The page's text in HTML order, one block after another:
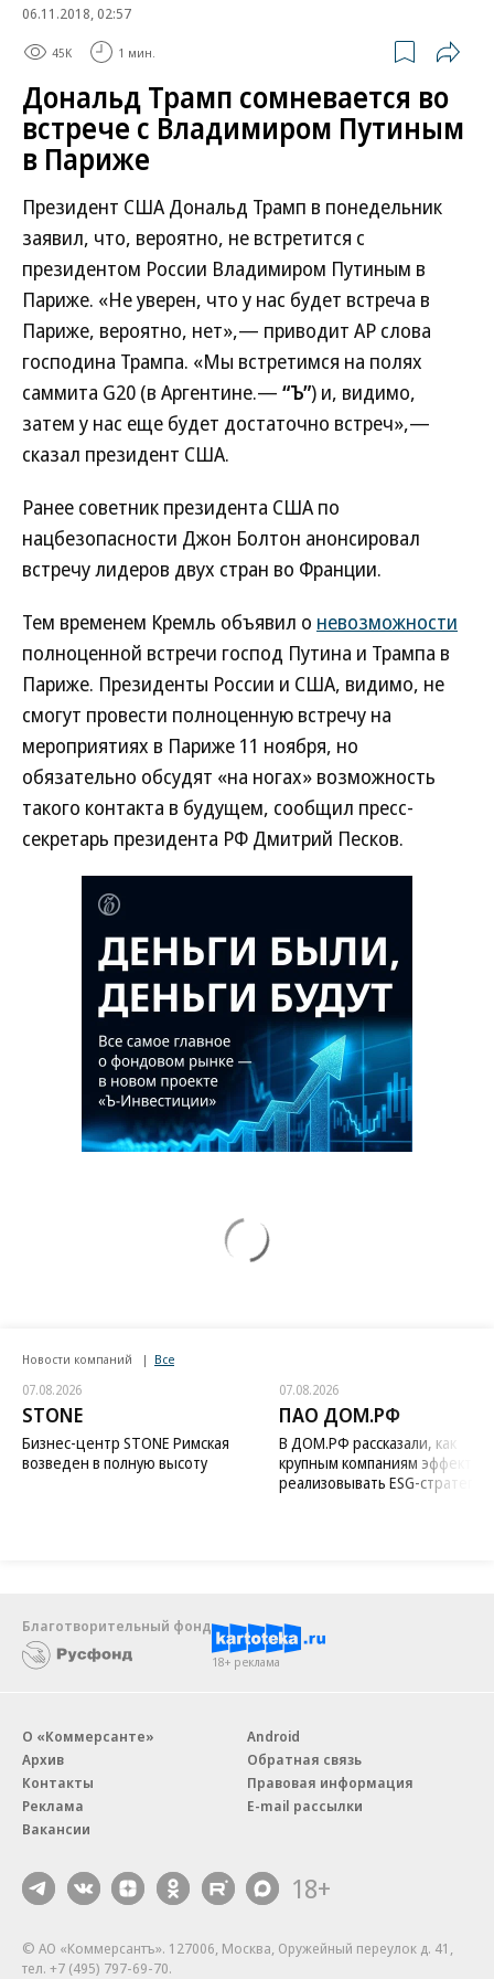
06.11.2018, 02:57
45K 1 мин.
Дональд Трамп сомневается во
встрече с Владимиром Путиным
в Париже
Президент США Дональд Трамп в понедельник
заявил, что, вероятно, не встретится с
президентом России Владимиром Путиным в
Париже. «Не уверен, что у нас будет встреча в
Париже, вероятно, нет»,— приводит AP слова
господина Трампа. «Мы встретимся на полях
саммита G20 (в Аргентине.— “Ъ”) и, видимо,
затем у нас еще будет достаточно встреч»,—
сказал президент США.
Ранее советник президента США по
нацбезопасности Джон Болтон анонсировал
встречу лидеров двух стран во Франции.
Тем временем Кремль объявил о невозможности
полноценной встречи господ Путина и Трампа в
Париже. Президенты России и США, видимо, не
смогут провести полноценную встречу на
мероприятиях в Париже 11 ноября, но
обязательно обсудят «на ногах» возможность
такого контакта в будущем, сообщил пресс-
секретарь президента РФ Дмитрий Песков.
Новости компаний Все
07.08.2026
STONE
Бизнес-центр STONE Римская
возведен в полную высоту
07.08.2026
ПАО ДОМ.РФ
В ДОМ.РФ рассказали, как
крупным компаниям
реализовывать ESG-стратегию
Благотворительный фонд
18+ реклама
О «Коммерсанте»
Архив
Контакты
Реклама
Вакансии
Android
Обратная связь
Правовая информация
E-mail рассылки
18+
© АО «Коммерсантъ». 127006, Москва, Оружейный переулок д. 41,
тел. +7 (495) 797-69-70.